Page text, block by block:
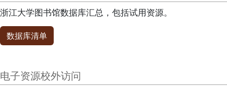
浙江大学图书馆数据库汇总，包括试用资源。
数据库清单
电子资源校外访问